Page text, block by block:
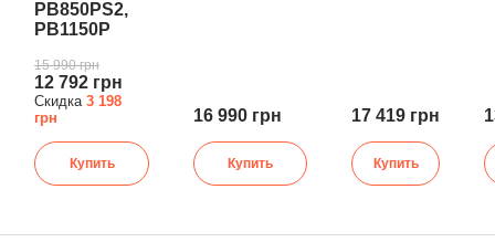
PB850PS2,
PB1150P
15 990 грн
12 792 грн
Скидка3 198
грн
Купить
16 990 грн
Купить
17 419 грн
Купить